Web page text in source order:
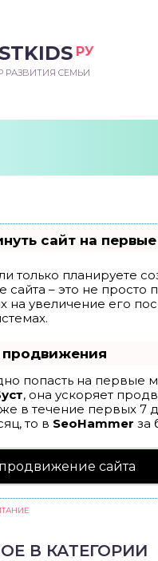
РУ
РАЗВИТИЯ СЕМЬИ
сайт на
только планируете
– это не просто
на увеличение его
продвижения
попасть на первые
, она ускоряет
в течение первых 7
то в SeoHammer за
сайта
В КАТЕГОРИИ